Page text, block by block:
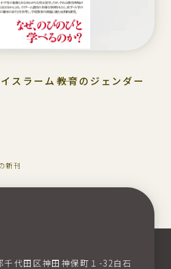
スラーム――教育のジェンダー
新刊
千代田区神田神保町１-32白石